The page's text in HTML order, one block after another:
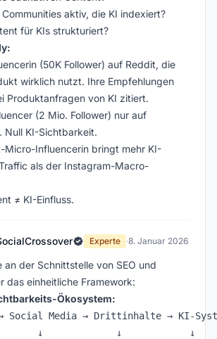
Communities aktiv, die KI indexiert?
für KIs strukturiert?
(50K Follower) auf Reddit, die
wirklich nutzt. Ihre Empfehlungen
Produktanfragen von KI zitiert.
(2 Mio. Follower) nur auf
Null KI-Sichtbarkeit.
Micro-Influencerin bringt mehr KI-
als der Instagram-Macro-
≠ KI-Einfluss.
Experte ·8. Januar 2026
an der Schnittstelle von SEO und
das einheitliche Framework:
Ökosystem:
Social Media → Drittinhalte → KI-
↓             ↓            ↓